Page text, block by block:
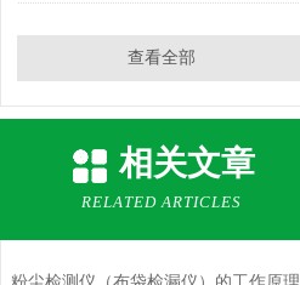
查看全部
相关文章
RELATED ARTICLES